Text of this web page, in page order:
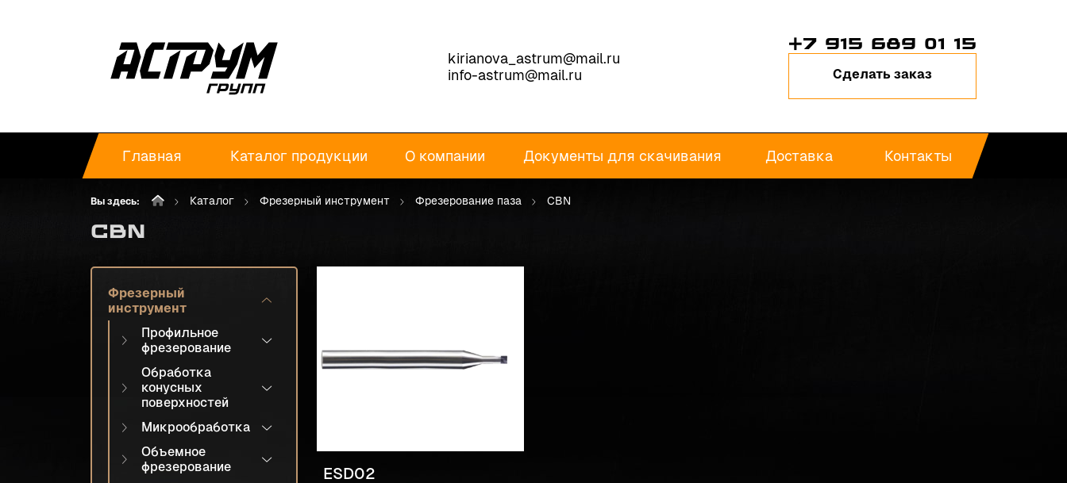
kirianova_astrum@mail.ru
info-astrum@mail.ru
+7 915 689 01 15
Сделать заказ
Главная Каталог продукции О компании Документы для скачивания Доставка Контакты
Вы здесь: Каталог Фрезерный инструмент Фрезерование паза CBN
CBN
Фрезерный
инструмент
Профильное
фрезерование
Обработка
конусных
поверхностей
Микрообработка
Объемное
фрезерование
ESD02